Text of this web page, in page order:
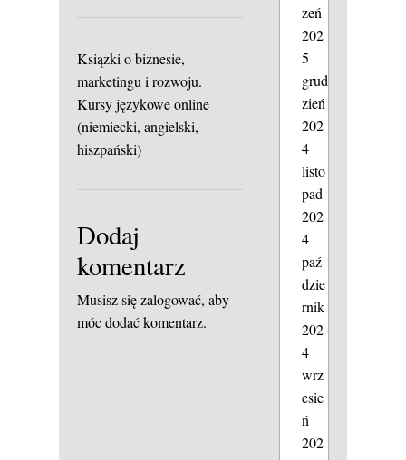
Ksiązki o biznesie,
marketingu i rozwoju.
Kursy językowe online
(niemiecki, angielski,
hiszpański)
Dodaj
komentarz
Musisz sięzalogować, aby
móc dodać komentarz.
zeń
202
5
grud
zień
202
4
listo
pad
202
4
paź
dzie
rnik
202
4
wrz
esie
ń
202